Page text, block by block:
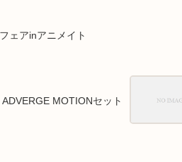
ェアinアニメイト
MOTIONセット